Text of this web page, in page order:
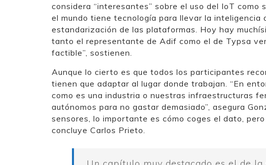
considera “interesantes” sobre el uso del IoT
el mundo tiene tecnología para llevar la
estandarización de las plataformas. Hoy hay
tanto el representante de Adif como el de Typsa
factible”, sostienen.
Aunque lo cierto es que todos los participantes
tienen que adaptar al lugar donde trabajan. “En
como es una industria o nuestras infraestructuras
autónomos para no gastar demasiado”, asegura
sensores, lo importante es cómo coges el dato,
concluye Carlos Prieto.